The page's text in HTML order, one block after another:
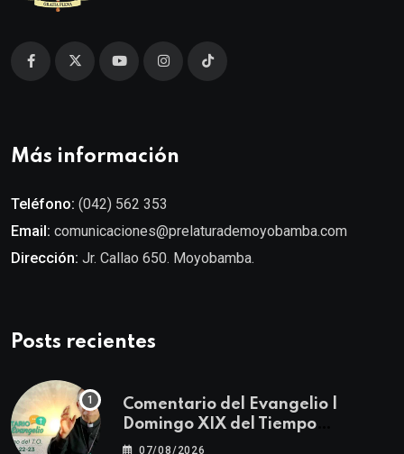
Más información
Teléfono: (042) 562 353
Email: comunicaciones@prelaturademoyobamba.com
Dirección: Jr. Callao 650. Moyobamba.
Posts recientes
Comentario del Evangelio |
Domingo XIX del Tiempo
Ordinario | Mateo 14, 22-23
07/08/2026